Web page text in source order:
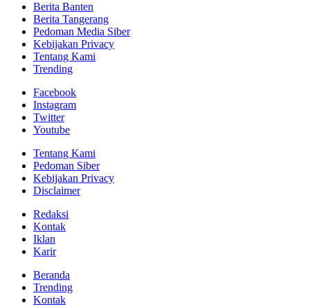
Berita Banten
Berita Tangerang
Pedoman Media Siber
Kebijakan Privacy
Tentang Kami
Trending
Facebook
Instagram
Twitter
Youtube
Tentang Kami
Pedoman Siber
Kebijakan Privacy
Disclaimer
Redaksi
Kontak
Iklan
Karir
Beranda
Trending
Kontak